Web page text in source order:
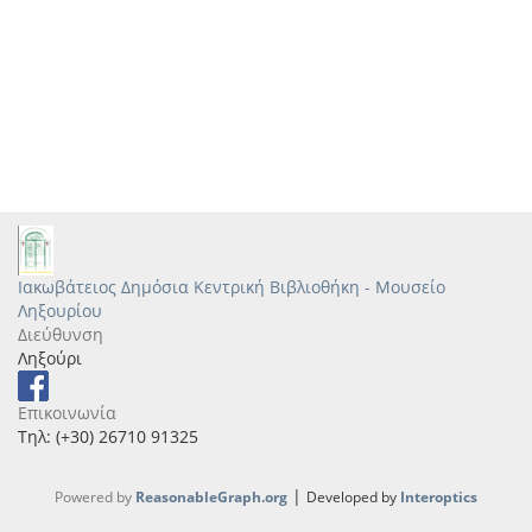
Ιακωβάτειος Δημόσια Κεντρική Βιβλιοθήκη - Μουσείο
Ληξουρίου
Διεύθυνση
Ληξούρι
Επικοινωνία
Τηλ: (+30) 26710 91325
Powered by ReasonableGraph.org | Developed by Interoptics